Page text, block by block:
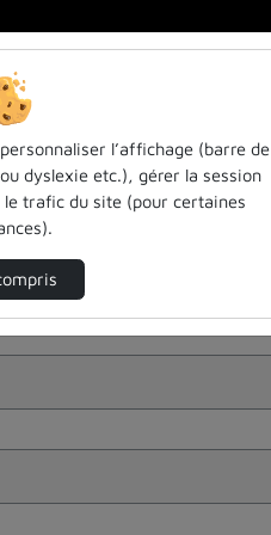
l’affichage (barre de
dyslexie etc.), gérer la session
trafic du site (pour certaines